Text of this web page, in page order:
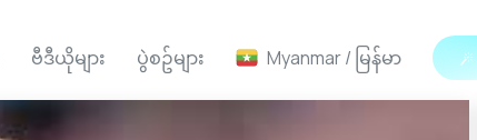
ဗီဒီယိုများ ပွဲစဥ်များ Myanmar / မြန်မာ